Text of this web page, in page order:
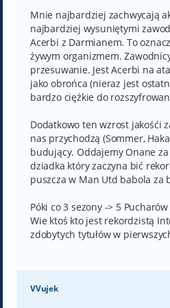
Mnie najbardziej zachwycają
najbardziej wysuniętymi
Acerbi z Darmianem. To
żywym organizmem.
przesuwanie. Jest Acerbi na
jako obrońca (nieraz jest
bardzo ciężkie do
Dodatkowo ten wzrost jakośći
nas przychodzą (Sommer,
budujący. Oddajemy Onane
dziadka który zaczyna bić
puszcza w Man Utd babola za
Póki co 3 sezony -> 5 Pucharów
Wie ktoś kto jest rekordzistą
zdobytych tytułów w
VVujek